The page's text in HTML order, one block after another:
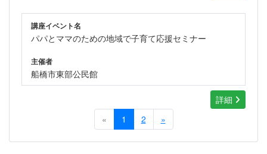
講座イベント名
パパとママのための地域で子育て応援セミナー
主催者
船橋市東部公民館
詳細
«
1 2 »